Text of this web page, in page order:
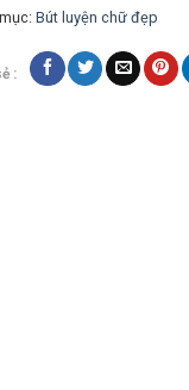
Bút luyện chữ đẹp
: